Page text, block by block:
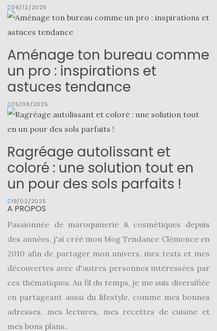
06/12/2025
Aménage ton bureau comme
un pro : inspirations et
astuces tendance
05/08/2025
Ragréage autolissant et
coloré : une solution tout en
un pour des sols parfaits !
19/02/2025
A PROPOS
Passionnée de maroquinerie & cosmétiques depuis
des années, j'ai créé mon blog Tendance Clémence en
2010 afin de partager mon univers, mes tests et mes
découvertes avec d'autres personnes intéressées par
ces thématiques. Au fil du temps, je me suis diversifiée
en partageant aussi du lifestyle, comme mes bonnes
adresses, mes lectures, mes recettes de cuisine et
mes bons plans..